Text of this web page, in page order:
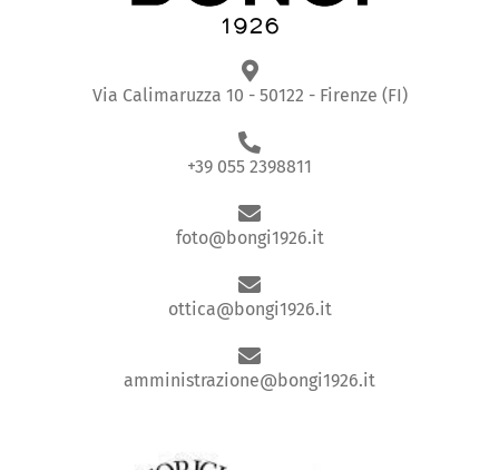
Via Calimaruzza 10 - 50122 - Firenze (FI)
+39 055 2398811
foto@bongi1926.it
ottica@bongi1926.it
amministrazione@bongi1926.it